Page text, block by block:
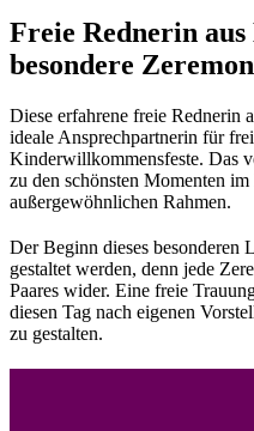
Freie Rednerin
besondere
Diese erfahrene freie Rednerin
ideale Ansprechpartnerin für
Kinderwillkommensfeste. Das
zu den schönsten Momenten
außergewöhnlichen Rahmen.
Der Beginn dieses besonderen
gestaltet werden, denn jede
Paares wider. Eine freie
diesen Tag nach eigenen
zu gestalten.